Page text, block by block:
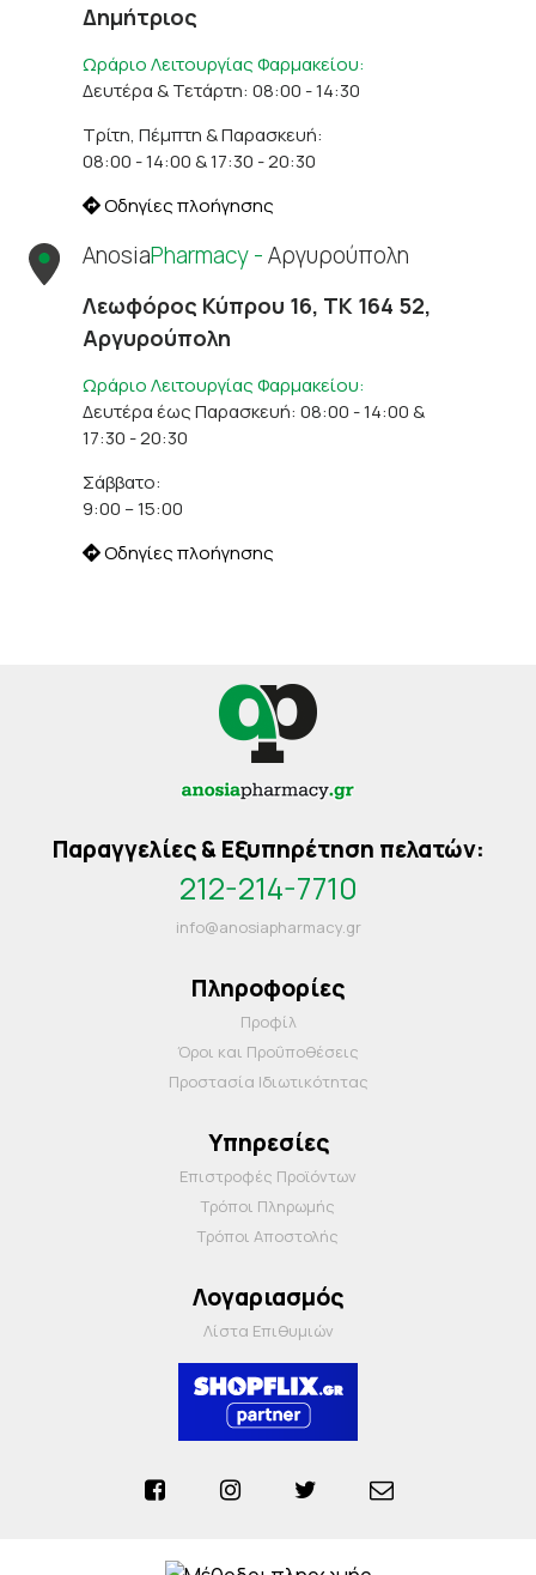
Δημήτριος
Ωράριο Λειτουργίας Φαρμακείου:
Δευτέρα & Τετάρτη: 08:00 - 14:30
Τρίτη, Πέμπτη & Παρασκευή:
08:00 - 14:00 & 17:30 - 20:30
Οδηγίες πλοήγησης
AnosiaPharmacy -Αργυρούπολη
Λεωφόρος Κύπρου 16, ΤΚ 164 52,
Αργυρούπολη
Ωράριο Λειτουργίας Φαρμακείου:
Δευτέρα έως Παρασκευή: 08:00 - 14:00 &
17:30 - 20:30
Σάββατο:
9:00 – 15:00
Οδηγίες πλοήγησης
Παραγγελίες & Εξυπηρέτηση πελατών:
212-214-7710
info@anosiapharmacy.gr
Πληροφορίες
Προφίλ
Όροι και Προΰποθέσεις
Προστασία Ιδιωτικότητας
Υπηρεσίες
Επιστροφές Προϊόντων
Τρόποι Πληρωμής
Τρόποι Αποστολής
Λογαριασμός
Λίστα Επιθυμιών